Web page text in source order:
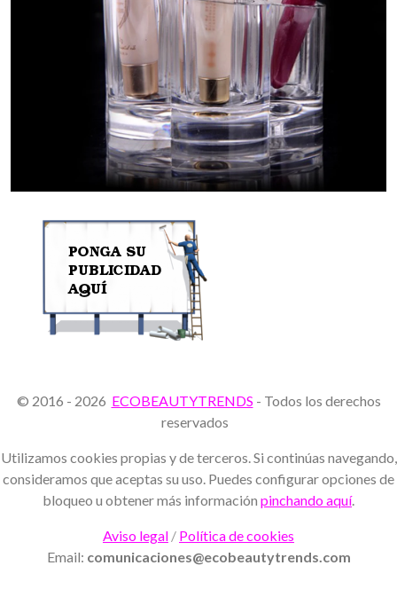
© 2016 - 2026 ECOBEAUTYTRENDS - Todos los derechos
reservados
Utilizamos cookies propias y de terceros. Si continúas navegando,
consideramos que aceptas su uso. Puedes configurar opciones de
bloqueo u obtener más información pinchando aquí.
Aviso legal / Política de cookies
Email: comunicaciones@ecobeautytrends.com